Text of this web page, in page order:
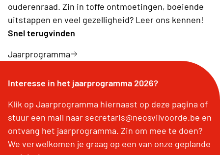
ouderenraad. Zin in toffe ontmoetingen, boeiende
uitstappen en veel gezelligheid? Leer ons kennen!
Snel terugvinden
Jaarprogramma
Interesse in het jaarprogramma 2026?
Klik op Jaarprogramma hiernaast op deze pagina of
stuur een mail naar secretaris@neosvilvoorde.be en
ontvang het jaarprogramma. Zin om mee te doen?
We verwelkomen je graag op een van onze geplande